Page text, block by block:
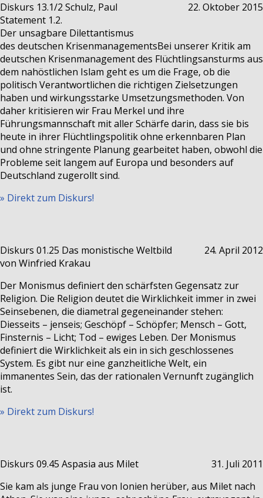
Diskurs 13.1/2 22. Oktober 2015
Schulz, Paul
Statement 1.2.
Der unsagbare Dilettantismus
des deutschen KrisenmanagementsBei unserer Kritik am
deutschen Krisenmanagement des Flüchtlingsansturms aus
dem nahöstlichen Islam geht es um die Frage, ob die
politisch Verantwortlichen die richtigen Zielsetzungen
haben und wirkungsstarke Umsetzungsmethoden. Von
daher kritisieren wir Frau Merkel und ihre
Führungsmannschaft mit aller Schärfe darin, dass sie bis
heute in ihrer Flüchtlingspolitik ohne erkennbaren Plan
und ohne stringente Planung gearbeitet haben, obwohl die
Probleme seit langem auf Europa und besonders auf
Deutschland zugerollt sind.
» Direkt zum Diskurs!
Diskurs 01.25 24. April 2012
Das monistische Weltbild
von Winfried Krakau
Der Monismus definiert den schärfsten Gegensatz zur
Religion. Die Religion deutet die Wirklichkeit immer in zwei
Seinsebenen, die diametral gegeneinander stehen:
Diesseits – jenseis; Geschöpf – Schöpfer; Mensch – Gott,
Finsternis – Licht; Tod – ewiges Leben. Der Monismus
definiert die Wirklichkeit als ein in sich geschlossenes
System. Es gibt nur eine ganzheitliche Welt, ein
immanentes Sein, das der rationalen Vernunft zugänglich
ist.
» Direkt zum Diskurs!
Diskurs 09.45 31. Juli 2011
Aspasia aus Milet
Sie kam als junge Frau von Ionien herüber, aus Milet nach